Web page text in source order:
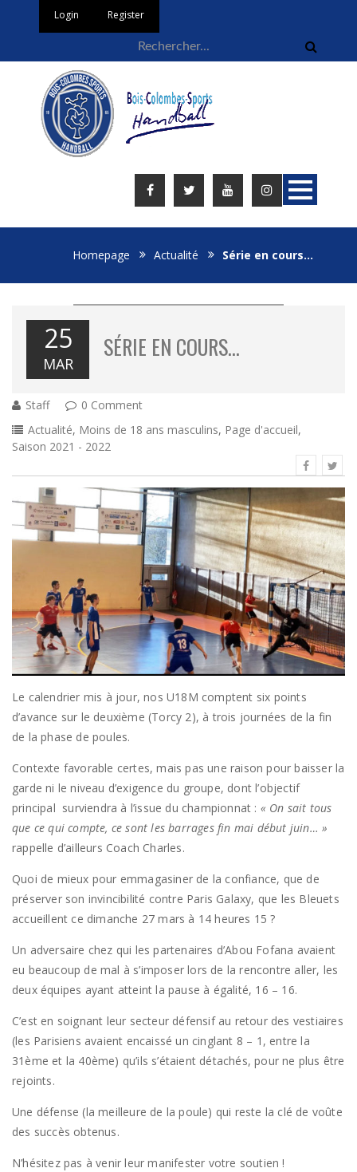
Login Register
Homepage Actualité Série en cours…
25
MAR
SÉRIE EN COURS…
Staff
0 Comment
Actualité, Moins de 18 ans masculins, Page d'accueil,
Saison 2021 - 2022
Le calendrier mis à jour, nos U18M comptent six points
d’avance sur le deuxième (Torcy 2), à trois journées de la fin
de la phase de poules.
Contexte favorable certes, mais pas une raison pour baisser la
garde ni le niveau d’exigence du groupe, dont l’objectif
principal surviendra à l’issue du championnat : « On sait tous
que ce qui compte, ce sont les barrages fin mai début juin… »
rappelle d’ailleurs Coach Charles.
Quoi de mieux pour emmagasiner de la confiance, que de
préserver son invincibilité contre Paris Galaxy, que les Bleuets
accueillent ce dimanche 27 mars à 14 heures 15 ?
Un adversaire chez qui les partenaires d’Abou Fofana avaient
eu beaucoup de mal à s’imposer lors de la rencontre aller, les
deux équipes ayant atteint la pause à égalité, 16 – 16.
C’est en soignant leur secteur défensif au retour des vestiaires
(les Parisiens avaient encaissé un cinglant 8 – 1, entre la
31ème et la 40ème) qu’ils s’étaient détachés, pour ne plus être
rejoints.
Une défense (la meilleure de la poule) qui reste la clé de voûte
des succès obtenus.
N’hésitez pas à venir leur manifester votre soutien !